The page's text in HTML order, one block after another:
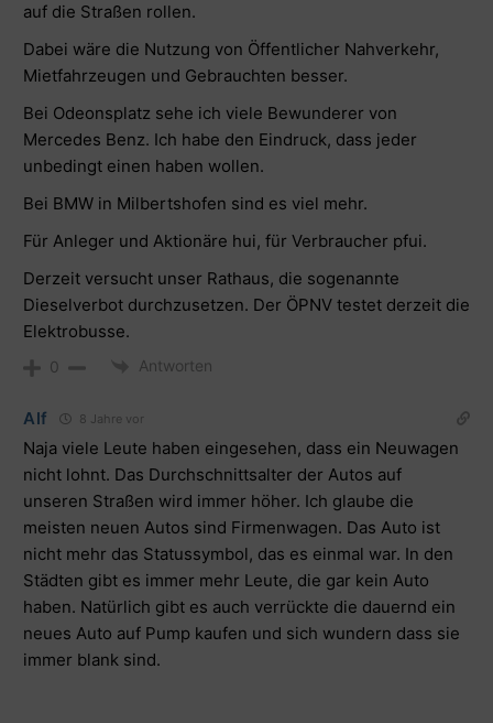
auf die Straßen rollen.
Dabei wäre die Nutzung von Öffentlicher Nahverkehr,
Mietfahrzeugen und Gebrauchten besser.
Bei Odeonsplatz sehe ich viele Bewunderer von
Mercedes Benz. Ich habe den Eindruck, dass jeder
unbedingt einen haben wollen.
Bei BMW in Milbertshofen sind es viel mehr.
Für Anleger und Aktionäre hui, für Verbraucher pfui.
Derzeit versucht unser Rathaus, die sogenannte
Dieselverbot durchzusetzen. Der ÖPNV testet derzeit die
Elektrobusse.
0 Antworten
Alf 8 Jahre vor
Naja viele Leute haben eingesehen, dass ein Neuwagen
nicht lohnt. Das Durchschnittsalter der Autos auf
unseren Straßen wird immer höher. Ich glaube die
meisten neuen Autos sind Firmenwagen. Das Auto ist
nicht mehr das Statussymbol, das es einmal war. In den
Städten gibt es immer mehr Leute, die gar kein Auto
haben. Natürlich gibt es auch verrückte die dauernd ein
neues Auto auf Pump kaufen und sich wundern dass sie
immer blank sind.